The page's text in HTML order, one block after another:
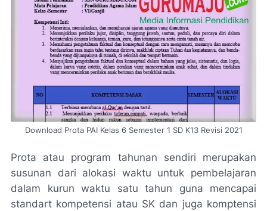
Download Prota PAI Kelas 6 Semester 1 SD K13 Revisi 2021
Prota atau program tahunan sendiri merupakan
susunan dari alokasi waktu untuk pembelajaran
dalam kurun waktu satu tahun guna mencapai
standart kompetensi atau SK dan juga komptensi